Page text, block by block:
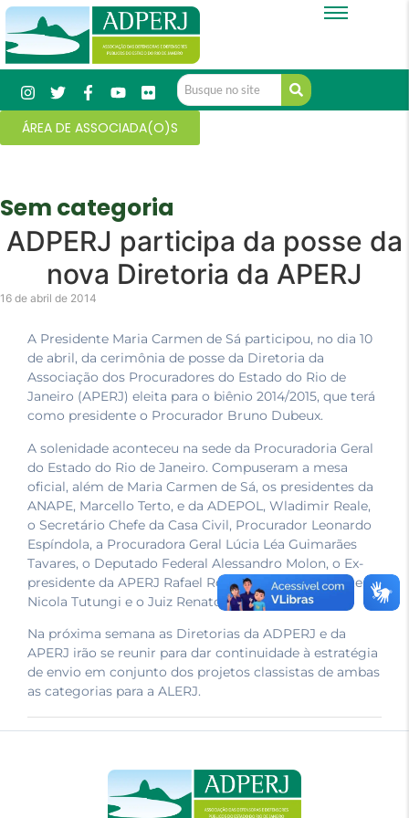
ÁREA DE ASSOCIADA(O)S
Sem categoria
ADPERJ participa da posse da
nova Diretoria da APERJ
16 de abril de 2014
A Presidente Maria Carmen de Sá participou, no dia 10
de abril, da cerimônia de posse da Diretoria da
Associação dos Procuradores do Estado do Rio de
Janeiro (APERJ) eleita para o biênio 2014/2015, que terá
como presidente o Procurador Bruno Dubeux.
A solenidade aconteceu na sede da Procuradoria Geral
do Estado do Rio de Janeiro. Compuseram a mesa
oficial, além de Maria Carmen de Sá, os presidentes da
ANAPE, Marcello Terto, e da ADEPOL, Wladimir Reale,
o Secretário Chefe da Casa Civil, Procurador Leonardo
Espíndola, a Procuradora Geral Lúcia Léa Guimarães
Tavares, o Deputado Federal Alessandro Molon, o Ex-
presidente da APERJ Rafael Rolim, o Vice-presidente
Nicola Tutungi e o Juiz Renato Sertã.
Na próxima semana as Diretorias da ADPERJ e da
APERJ irão se reunir para dar continuidade à estratégia
de envio em conjunto dos projetos classistas de ambas
as categorias para a ALERJ.